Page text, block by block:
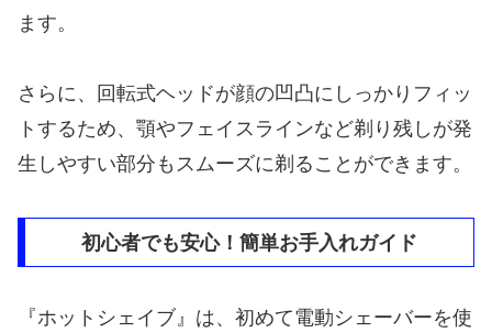
ます。
さらに、回転式ヘッドが顔の凹凸にしっかりフィッ
トするため、顎やフェイスラインなど剃り残しが発
生しやすい部分もスムーズに剃ることができます。
初心者でも安心！簡単お手入れガイド
『ホットシェイブ』は、初めて電動シェーバーを使